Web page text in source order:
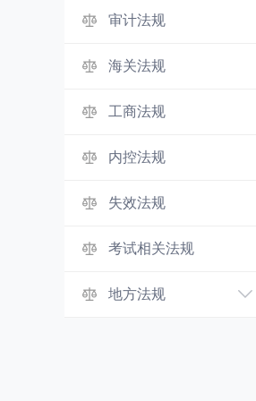
审计法规
海关法规
工商法规
内控法规
失效法规
考试相关法规
地方法规